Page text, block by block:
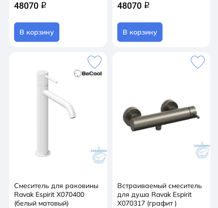
48070 q
В корзину
48070 q
В корзину
Смеситель для раковины
Ravak Espirit X070400
(белый матовый)
Встраиваемый смеситель
для душа Ravak Espirit
X070317 (графит )